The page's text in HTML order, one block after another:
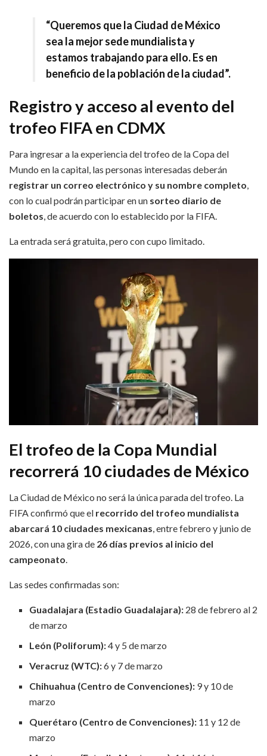
“Queremos que la Ciudad de México
sea la mejor sede mundialista y
estamos trabajando para ello. Es en
beneficio de la población de la ciudad”.
Registro y acceso al evento del
trofeo FIFA en CDMX
Para ingresar a la experiencia del trofeo de la Copa del
Mundo en la capital, las personas interesadas deberán
registrar un correo electrónico y su nombre completo,
con lo cual podrán participar en un sorteo diario de
boletos, de acuerdo con lo establecido por la FIFA.
La entrada será gratuita, pero con cupo limitado.
El trofeo de la Copa Mundial
recorrerá 10 ciudades de México
La Ciudad de México no será la única parada del trofeo. La
FIFA confirmó que el recorrido del trofeo mundialista
abarcará 10 ciudades mexicanas, entre febrero y junio de
2026, con una gira de 26 días previos al inicio del
campeonato.
Las sedes confirmadas son:
Guadalajara (Estadio Guadalajara): 28 de febrero al 2
de marzo
León (Poliforum):4 y 5 de marzo
Veracruz (WTC):6 y 7 de marzo
Chihuahua (Centro de Convenciones): 9 y 10 de
marzo
Querétaro (Centro de Convenciones): 11 y 12 de
marzo